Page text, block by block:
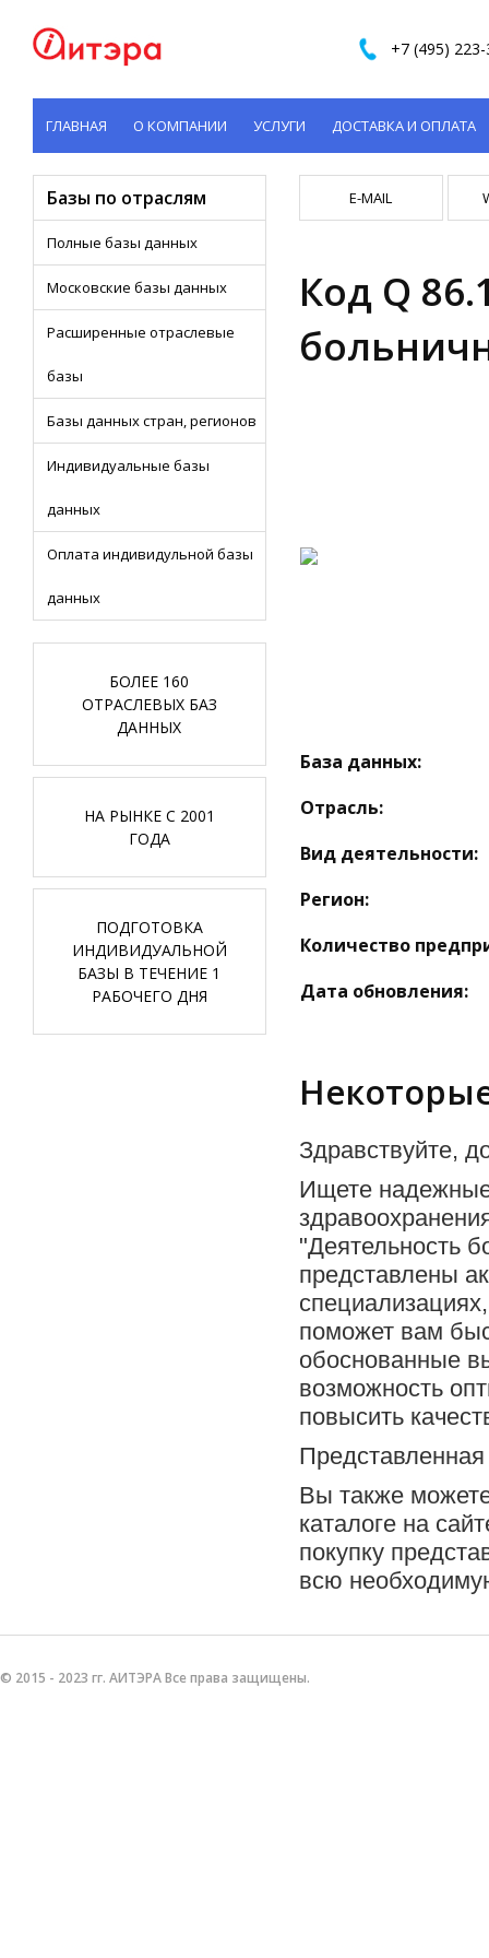
+7 (495)
ГЛАВНАЯ О КОМПАНИИ УСЛУГИ ДОСТАВКА И ОПЛАТА
КОНТАКТЫ
Базы по отраслям
Полные базы данных
Московские базы данных
Расширенные отраслевые
базы
Базы данных стран, регионов
Индивидуальные базы
данных
Оплата индивидульной базы
данных
БОЛЕЕ 160
ОТРАСЛЕВЫХ БАЗ
ДАННЫХ
НА РЫНКЕ С 2001
ГОДА
ПОДГОТОВКА
ИНДИВИДУАЛЬНОЙ
БАЗЫ В ТЕЧЕНИЕ 1
РАБОЧЕГО ДНЯ
E-MAIL
Код Q
База данных:
Отрасль:
Вид деятельности:
Регион:
Количество
Дата обновления:
Здравствуйте,
Ищете
"Деятельность
представлены
поможет вам
обоснованные
возможность
повысить
Вы также
каталоге на
покупку
всю
© 2015 - 2023 гг. АИТЭРА Все права защищены.